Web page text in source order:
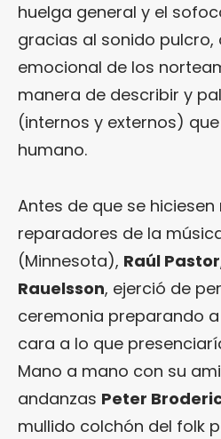
huelga general y el
gracias al sonido
emocional de los
manera de describir y
(internos y externos)
humano.
Antes de que se
reparadores de la
(Minnesota), Raúl Pastor
Rauelsson, ejerció de
ceremonia preparando
cara a lo que
Mano a mano con su
andanzas Peter
mullido colchón del folk